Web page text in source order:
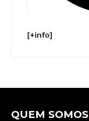
[+info]
QUEM SOMOS